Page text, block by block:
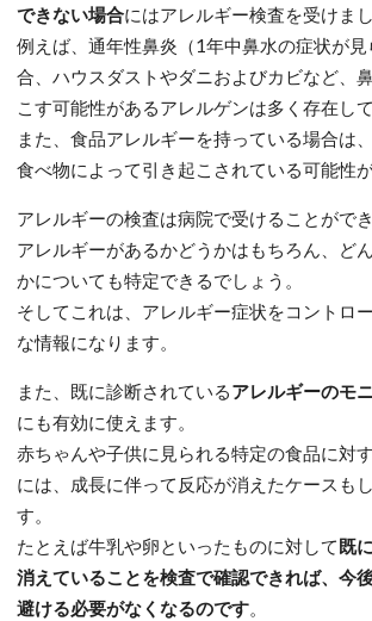
できない場合にはアレルギー検査を受けまし
例えば、通年性鼻炎（1年中鼻水の症状が
合、ハウスダストやダニおよびカビなど、
こす可能性があるアレルゲンは多く存在して
また、食品アレルギーを持っている場合は
食べ物によって引き起こされている可能性が
アレルギーの検査は病院で受けることができ
アレルギーがあるかどうかはもちろん、ど
かについても特定できるでしょう。
そしてこれは、アレルギー症状をコントロ
な情報になります。
また、既に診断されているアレルギーのモ
にも有効に使えます。
赤ちゃんや子供に見られる特定の食品に対
には、成長に伴って反応が消えたケースも
す。
たとえば牛乳や卵といったものに対して 既
消えていることを検査で確認できれば、今
避ける必要がなくなるのです。